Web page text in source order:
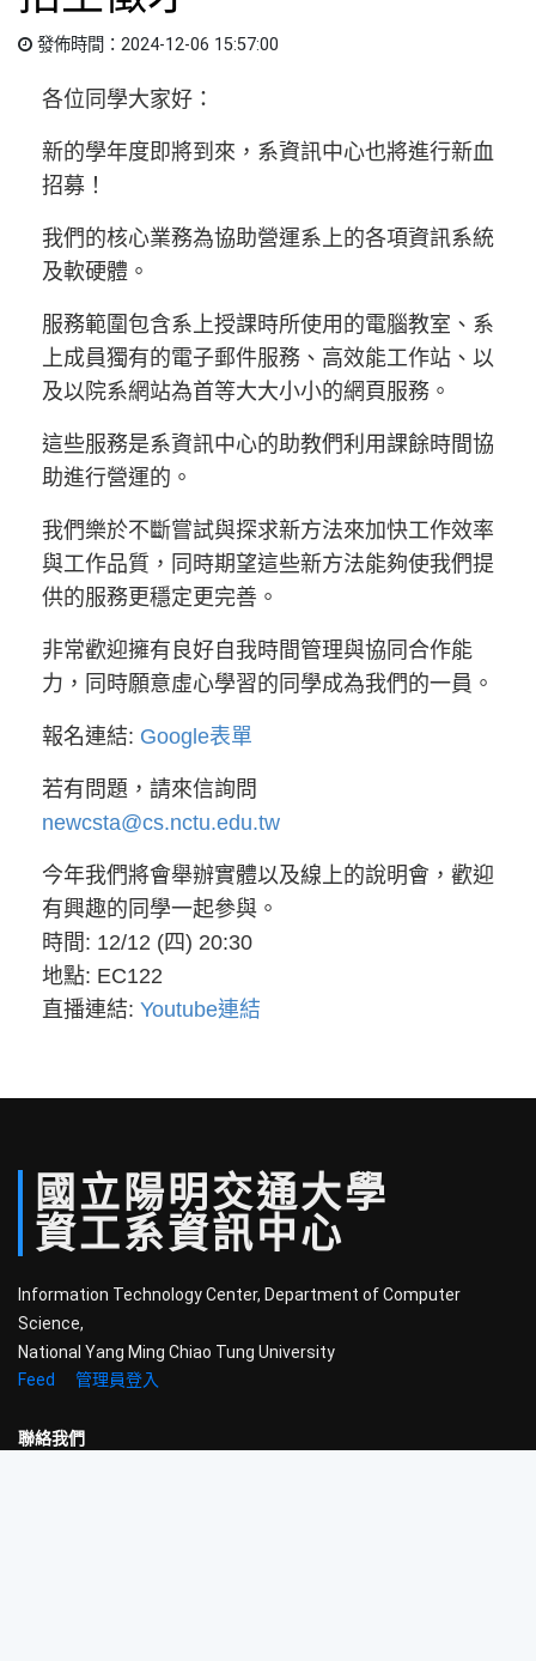
發佈時間：2024-12-06 15:57:00
各位同學大家好：
新的學年度即將到來，系資訊中心也將進行新血
招募！
我們的核心業務為協助營運系上的各項資訊系統
及軟硬體。
服務範圍包含系上授課時所使用的電腦教室、系
上成員獨有的電子郵件服務、高效能工作站、以
及以院系網站為首等大大小小的網頁服務。
這些服務是系資訊中心的助教們利用課餘時間協
助進行營運的。
我們樂於不斷嘗試與探求新方法來加快工作效率
與工作品質，同時期望這些新方法能夠使我們提
供的服務更穩定更完善。
非常歡迎擁有良好自我時間管理與協同合作能
力，同時願意虛心學習的同學成為我們的一員。
報名連結: Google表單
若有問題，請來信詢問
newcsta@cs.nctu.edu.tw
今年我們將會舉辦實體以及線上的說明會，歡迎
有興趣的同學一起參與。
時間: 12/12 (四) 20:30
地點: EC122
直播連結: Youtube連結
國立 陽明 交通大學
資工系資訊中心
Information Technology Center, Department of Computer
Science,
National Yang Ming Chiao Tung University
Feed
管理員登入
聯絡我們